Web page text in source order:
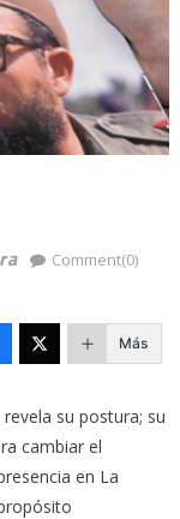
Comment(0)
Más
su postura; su
cambiar el
en La